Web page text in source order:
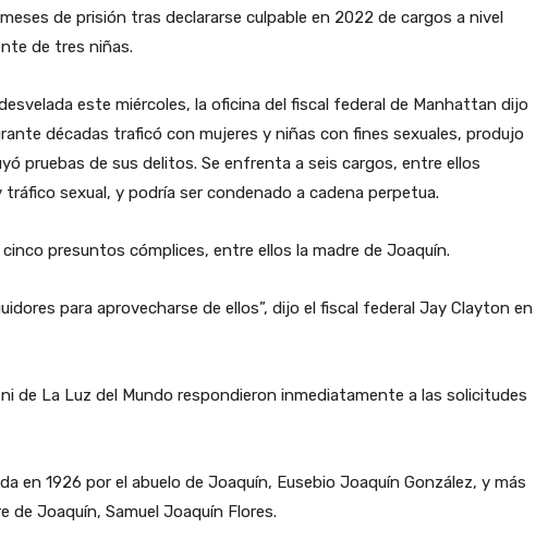
de prisión tras declararse culpable en 2022 de cargos a nivel
de tres niñas.
este miércoles, la oficina del fiscal federal de Manhattan dijo
décadas traficó con mujeres y niñas con fines sexuales, produjo
pruebas de sus delitos. Se enfrenta a seis cargos, entre ellos
sexual, y podría ser condenado a cadena perpetua.
presuntos cómplices, entre ellos la madre de Joaquín.
para aprovecharse de ellos”, dijo el fiscal federal Jay Clayton en
de La Luz del Mundo respondieron inmediatamente a las solicitudes
en 1926 por el abuelo de Joaquín, Eusebio Joaquín González, y más
de Joaquín, Samuel Joaquín Flores.